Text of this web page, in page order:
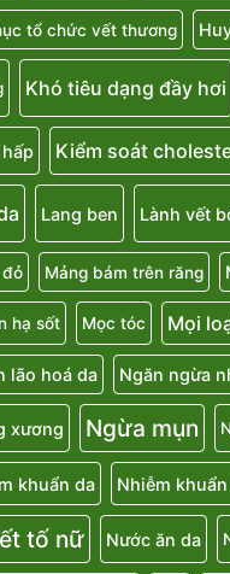
tổ chức vết thương
Khó tiêu dạng đầy hơi
Kiểm soát
Lang ben Lành vết
đỏ Mảng bám trên răng
hạ sốt Mọc tóc Mọi
lão hoá da Ngăn ngừa
xương Ngừa mụn
khuẩn da Nhiễm
tố nữ Nước ăn da